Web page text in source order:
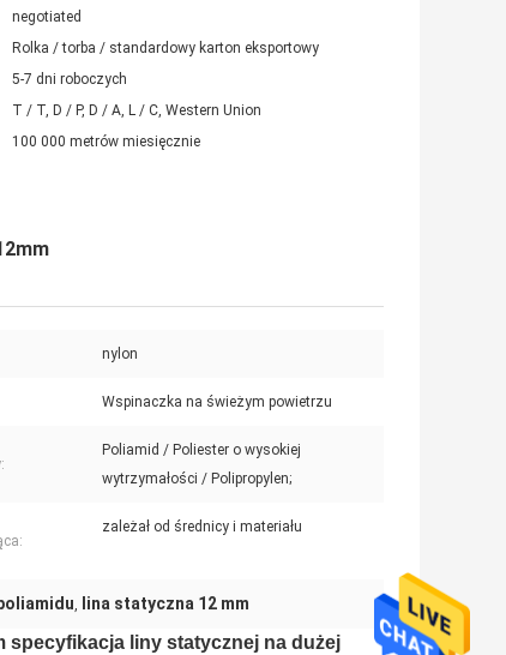
negotiated
Rolka / torba / standardowy karton eksportowy
5-7 dni roboczych
T / T, D / P, D / A, L / C, Western Union
100 000 metrów miesięcznie
nylon
Wspinaczka na świeżym powietrzu
Poliamid / Poliester o wysokiej
wytrzymałości / Polipropylen;
zależał od średnicy i materiału
, lina statyczna 12 mm
specyfikacja liny statycznej na dużej